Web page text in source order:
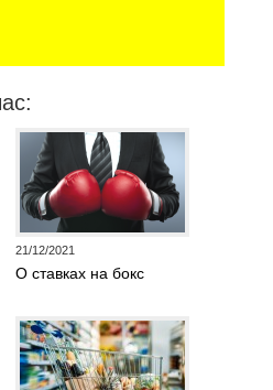
21/12/2021
О ставках на бокс